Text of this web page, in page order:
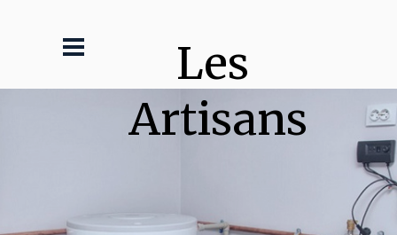
Les
Artisans